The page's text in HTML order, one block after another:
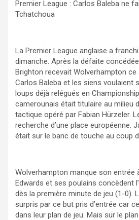
Premier League : Carlos Baleba ne
Tchatchoua
La Premier League anglaise a
dimanche. Après la défaite
Brighton recevait Wolverhampton ce
Carlos Baleba et les siens voulaient
loups déjà relégués en
camerounais était titulaire au milieu
tactique opéré par Fabian Hürzeler.
recherche d’une place européenne.
était sur le banc de touche au coup
Wolverhampton manque son entrée
Edwards et ses poulains concèdent
dès la première minute de jeu (1-0).
surpris par ce but pris d’entrée car
dans leur plan de jeu. Mais sur le